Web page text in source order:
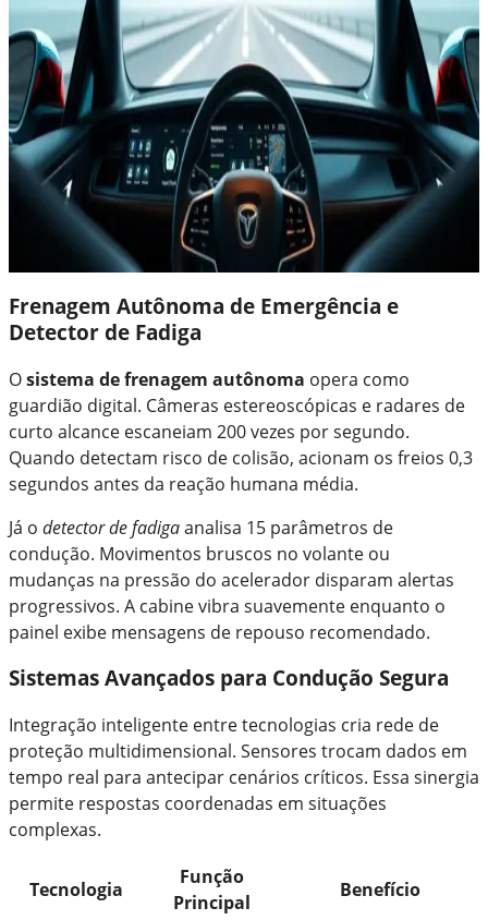
Frenagem Autônoma de Emergência e
Detector de Fadiga
Osistema de frenagem autônoma opera como
guardião digital. Câmeras estereoscópicas e radares de
curto alcance escaneiam 200 vezes por segundo.
Quando detectam risco de colisão, acionam os freios 0,3
segundos antes da reação humana média.
Já o detector de fadigaanalisa 15 parâmetros de
condução. Movimentos bruscos no volante ou
mudanças na pressão do acelerador disparam alertas
progressivos. A cabine vibra suavemente enquanto o
painel exibe mensagens de repouso recomendado.
Sistemas Avançados para Condução Segura
Integração inteligente entre tecnologias cria rede de
proteção multidimensional. Sensores trocam dados em
tempo real para antecipar cenários críticos. Essa sinergia
permite respostas coordenadas em situações
complexas.
Tecnologia
Função
Principal
Benefício